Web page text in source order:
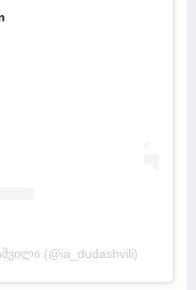
(@ia_dudashvili)